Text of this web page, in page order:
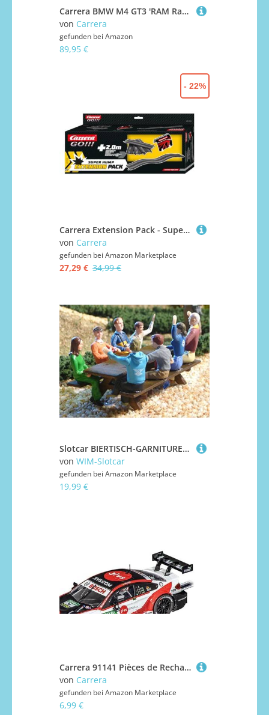
Carrera BMW M4 GT3 'RAM Racing, No. 15' British GT 2024
von Carrera
gefunden bei Amazon
89,95 €
Carrera Extension Pack - Super Hump
von Carrera
gefunden bei Amazon Marketplace
27,29 € 34,99 €
- 22%
Slotcar BIERTISCH-GARNITUREN 6er Set in 1:32 für Carrera Figuren TOP DEKO
von WIM-Slotcar
gefunden bei Amazon Marketplace
19,99 €
Carrera 91141 Pièces de Rechange Pour BMW M4 DTM T. Glock, No.16
von Carrera
gefunden bei Amazon Marketplace
6,99 €